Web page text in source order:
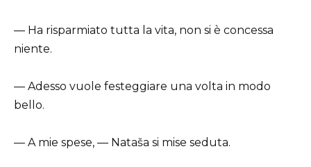
— Ha risparmiato tutta la vita, non si è concessa
niente.
— Adesso vuole festeggiare una volta in modo
bello.
— A mie spese, — Nataša si mise seduta.